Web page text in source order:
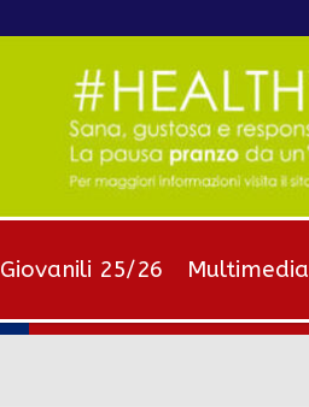
Giovanili 25/26 Multimedia